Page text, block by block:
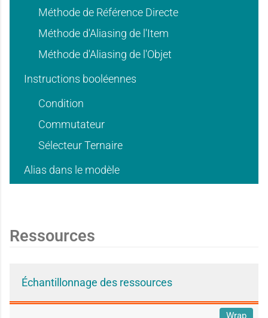
'
u
s
a
s
e
d
'
u
s
'
s
Méthode de Référence Directe
Méthode d'Aliasing de l'Item
Méthode d'Aliasing de l'Objet
Instructions booléennes
Condition
Commutateur
Sélecteur Ternaire
Alias dans le modèle
Ressources
Échantillonnage des ressources